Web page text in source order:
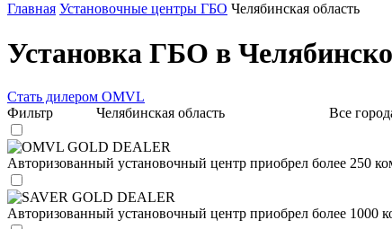
Главная Установочные центры ГБО Челябинская область
Установка ГБО в
Стать дилером OMVL
Фильтр
Челябинская область Все
OMVL GOLD DEALER
Авторизованный установочный центр приобрел более 250
SAVER GOLD DEALER
Авторизованный установочный центр приобрел более 1000